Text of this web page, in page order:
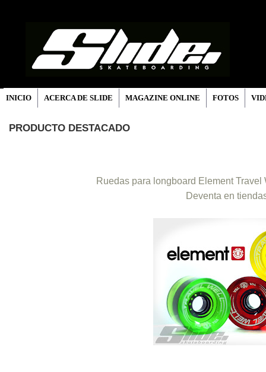
INICIO ACERCA DE SLIDE MAGAZINE ONLINE FOTOS
PRODUCTO DESTACADO
Ruedas para longboard Element
Deventa en